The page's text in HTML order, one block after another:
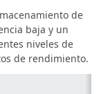
de
baja y un
niveles de
de rendimiento.